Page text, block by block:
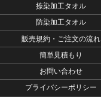
捺染加工タオル
防染加工タオル
販売規約・ご注文の流れ
簡単見積もり
お問い合わせ
プライバシーポリシー